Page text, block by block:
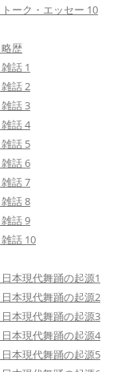
ーク・エッセー 10
歴
話 1
話 2
話 3
話 4
話 5
話 6
話 7
話 8
話 9
話 10
本現代舞踊の起源1
本現代舞踊の起源2
本現代舞踊の起源3
本現代舞踊の起源4
本現代舞踊の起源5